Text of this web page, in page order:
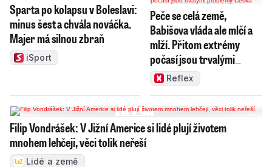
Sparta po kolapsu v Boleslavi:
minus šest a chvála nováčka.
Majer má silnou zbraň
iSport
Peče se celá země,
Babišova vláda ale mlčí a
mlží. Přitom extrémy
počasí jsou trvalými
problémy Česka
Reflex
Filip Vondrášek: V Jižní Americe si lidé plují životem
mnohem lehčeji, věci tolik neřeší
Lidé a země